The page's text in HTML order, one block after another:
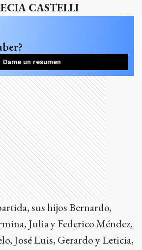
CASTELLI
Dame un resumen
sus hijos Bernardo,
Julia y Federico Méndez,
José Luis, Gerardo y Leticia,